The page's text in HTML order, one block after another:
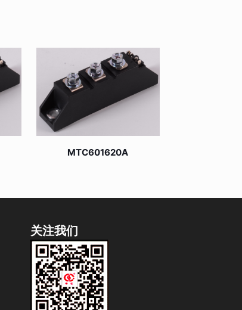
MTC601620A
关注我们